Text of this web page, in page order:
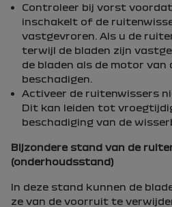
Controleer bij vorst
inschakelt of de
vastgevroren. Als u de
terwijl de bladen zijn
de bladen als de motor van
beschadigen.
Activeer de ruitenwissers
Dit kan leiden tot
beschadiging van de
Bijzondere stand van de
(onderhoudsstand)
In deze stand kunnen de
ze van de voorruit te